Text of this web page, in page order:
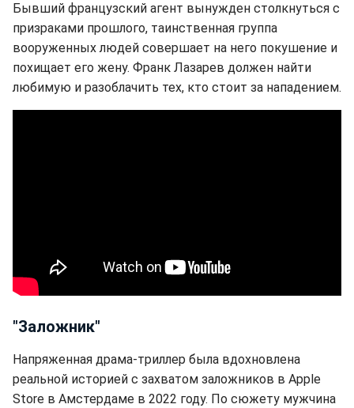
Бывший французский агент вынужден столкнуться с
призраками прошлого, таинственная группа
вооруженных людей совершает на него покушение и
похищает его жену. Франк Лазарев должен найти
любимую и разоблачить тех, кто стоит за нападением.
"Заложник"
Напряженная драма-триллер была вдохновлена
реальной историей с захватом заложников в Apple
Store в Амстердаме в 2022 году. По сюжету мужчина